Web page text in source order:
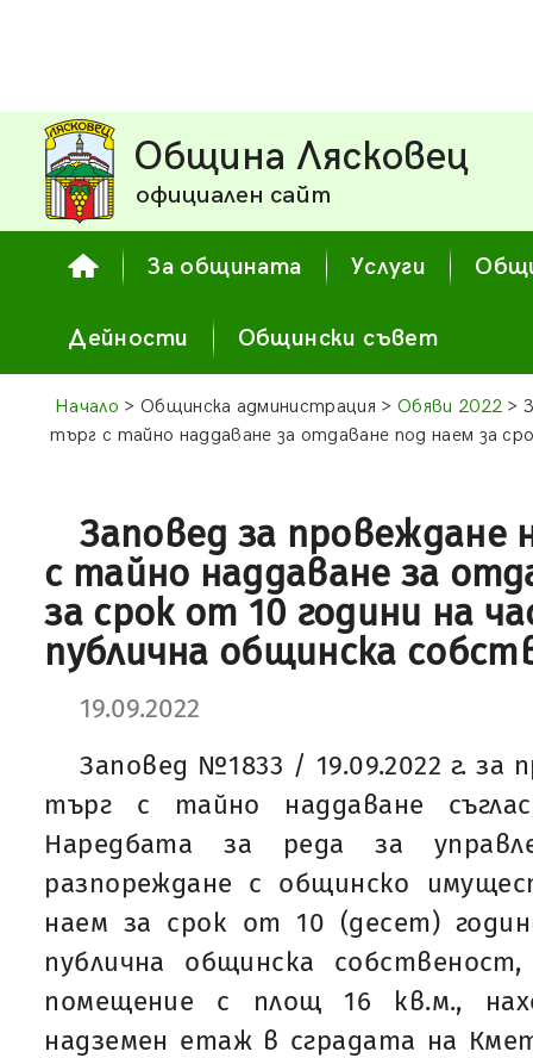
Община Лясковец
официален сайт
За общината Услуги
Дейности Общински съвет
Начало > Общинска администрация > Обяви 2022 >
търг с тайно наддаване за отдаване под наем за
Заповед за провеждане
с тайно наддаване за
за срок от 10 години на
публична общинска
19.09.2022
Заповед №1833 / 19.09.2022 г. за
търг с тайно наддаване
Наредбата за реда за
разпореждане с общинско
наем за срок от 10 (десет)
публична общинска
помещение с площ 16 кв.м.,
надземен етаж в сградата на